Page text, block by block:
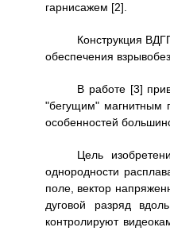
гарнисажем [2].
Конструкция
обеспечения
В работе [3]
"бегущим" магнитным
особенностей
Цель
однородности
поле, вектор
дуговой разряд
контролируют